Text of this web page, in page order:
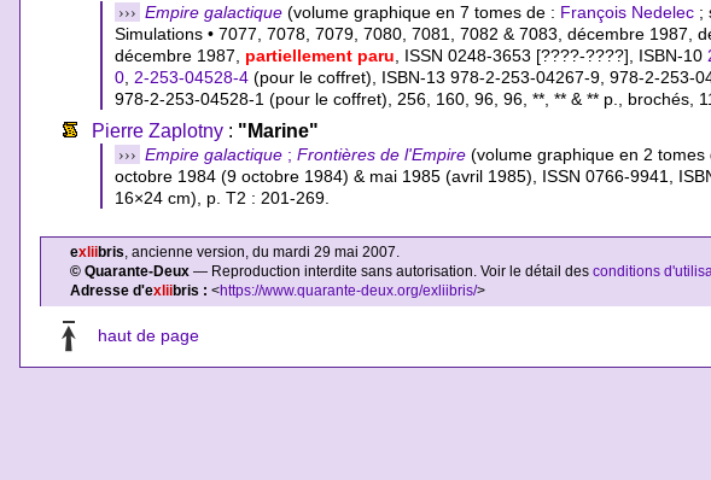
››› Empire galactique (volume graphique en 7 tomes de : François Nedelec ;
Simulations • 7077, 7078, 7079, 7080, 7081, 7082 & 7083, décembre
décembre 1987, partiellement paru , ISSN 0248-3653 [????-????], ISBN-10
0 2-253-04528-4 (pour le coffret)
ISBN-13 978-2-253-04267-9, 978-2-253-
978-2-253-04528-1 (pour le coffret) , 256, 160, 96, 96, **, ** & ** p., brochés,
Pierre Zaplotny : "Marine"
››› Empire galactique ;Frontières de l'Empire (volume graphique en 2 tomes
octobre 1984 (9 octobre 1984) & mai 1985 (avril 1985), ISSN 0766-9941,
16×24 cm), p. T2 : 201-269.
exliibris, ancienne version, du mardi 29 mai 2007.
© Quarante-Deux — Reproduction interdite sans autorisation. Voir le détail desconditions
Adresse d'exliibris :<https://www.quarante-deux.org/exliibris/>
haut de page